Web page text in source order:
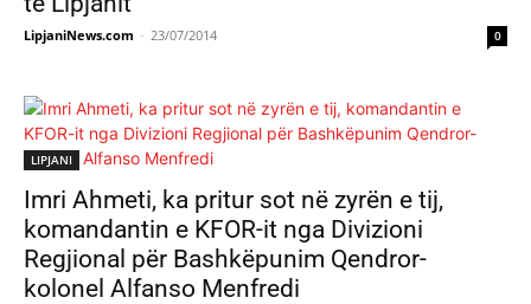
LipjaniNews.com - 23/07/2014 0
LIPJANI
Imri Ahmeti, ka pritur sot në zyrën e tij,
komandantin e KFOR-it nga Divizioni
Regjional për Bashkëpunim Qendror-
kolonel Alfanso Menfredi